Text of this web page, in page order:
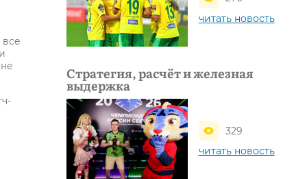
читать новость
Стратегия, расчёт и железная
выдержка
329
читать новость